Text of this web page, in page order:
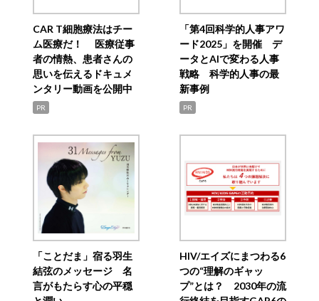
CAR T細胞療法はチー
ム医療だ！ 医療従事
者の情熱、患者さんの
思いを伝えるドキュメ
ンタリー動画を公開中
PR
「第4回科学的人事アワ
ード2025」を開催 デ
ータとAIで変わる人事
戦略 科学的人事の最
新事例
PR
「ことだま」宿る羽生
結弦のメッセージ 名
言がもたらす心の平穏
HIV/エイズにまつわる6
つの“理解のギャッ
プ”とは？ 2030年の流